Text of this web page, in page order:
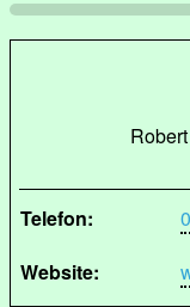
Telefon:
Website: